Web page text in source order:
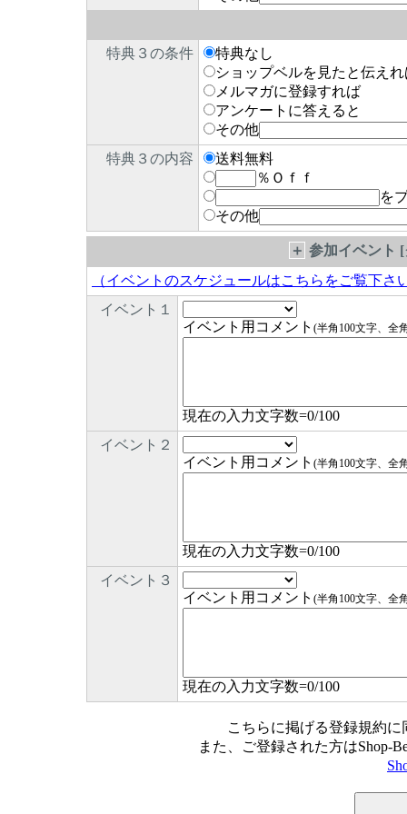
特典３の条件
特典なし
ショップベルを見たと伝えれ
メルマガに登録すれば
アンケートに答えると
その他
特典３の内容
送料無料
％Ｏｆｆ
を
その他
＋ 参加イベント
（イベントのスケジュールはこちらをご覧下さ
イベント１
イベント用コメント (半角100文字、全
現在の入力文字数=0/100
イベント２
イベント用コメント (半角100文字、全
現在の入力文字数=0/100
イベント３
イベント用コメント (半角100文字、全
現在の入力文字数=0/100
こちらに掲げる登録規約
また、ご登録された方はShop-